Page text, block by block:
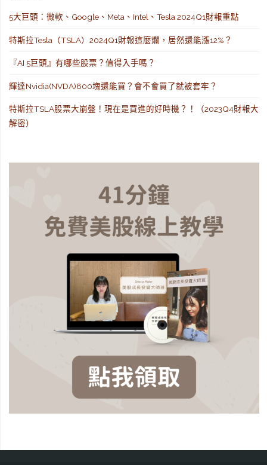
5大巨頭：微軟、Google、Meta、Intel、Tesla 2024Q1財報重點
特斯拉Tesla（TSLA）2024Q1財報這麼爛，居然還能漲12%？
『AI 5巨頭』有哪些股票？值得入手嗎？
輝達Nvidia(NVDA)800塊還能買？會不會買了就被套牢？
特斯拉TSLA股票大崩盤！現在是買進的好時機？！（2023Q4財報大
解密）